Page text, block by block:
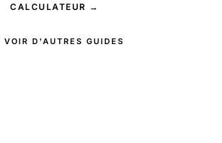
CALCULATEUR →
VOIR D'AUTRES GUIDES